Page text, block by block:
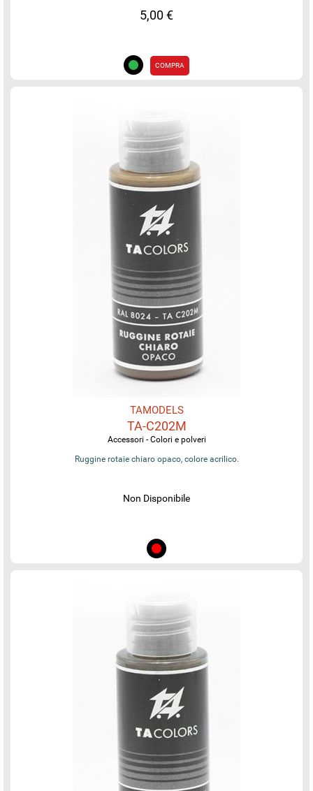
5,00 €
COMPRA
TAMODELS
TA-C202M
Accessori - Colori e polveri
Ruggine rotaie chiaro opaco, colore acrilico.
Non Disponibile